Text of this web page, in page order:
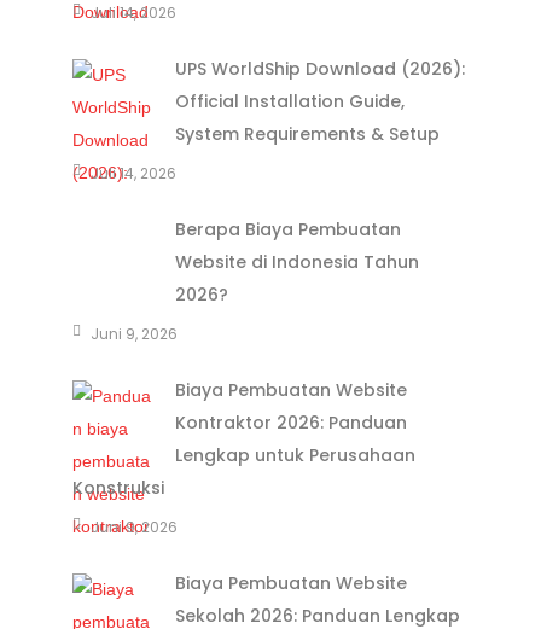
Juli 14, 2026
UPS WorldShip Download (2026):
Official Installation Guide,
System Requirements & Setup
Juli 14, 2026
Berapa Biaya Pembuatan
Website di Indonesia Tahun
2026?
Juni 9, 2026
Biaya Pembuatan Website
Kontraktor 2026: Panduan
Lengkap untuk Perusahaan
Konstruksi
Juni 9, 2026
Biaya Pembuatan Website
Sekolah 2026: Panduan Lengkap